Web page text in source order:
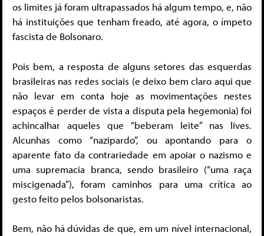
os limites já foram ultrapassados há algum tempo, e, não
há instituições que tenham freado, até agora, o ímpeto
fascista de Bolsonaro.
Pois bem, a resposta de alguns setores das esquerdas
brasileiras nas redes sociais (e deixo bem claro aqui que
não levar em conta hoje as movimentações nestes
espaços é perder de vista a disputa pela hegemonia) foi
achincalhar aqueles que “beberam leite” nas lives.
Alcunhas como “nazipardo”, ou apontando para o
aparente fato da contrariedade em apoiar o nazismo e
uma supremacia branca, sendo brasileiro (“uma raça
miscigenada”), foram caminhos para uma crítica ao
gesto feito pelos bolsonaristas.
Bem, não há dúvidas de que, em um nível internacional,